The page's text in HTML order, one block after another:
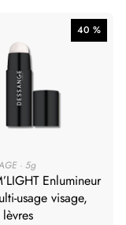
5g
Enlumineur
usage visage,
40 %